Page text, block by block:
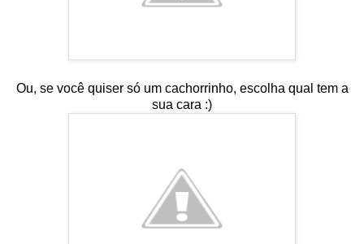
Ou, se você quiser só um cachorrinho, escolha qual tem a
sua cara :)